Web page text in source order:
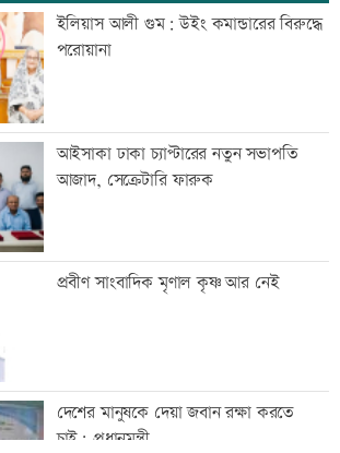
ইলিয়াস আলী গুম: উইং কমান্ডারের বিরুদ্ধে
পরোয়ানা
আইসাকা ঢাকা চ্যাপ্টারের নতুন সভাপতি
আজাদ, সেক্রেটারি ফারুক
প্রবীণ সাংবাদিক মৃণাল কৃষ্ণ আর নেই
দেশের মানুষকে দেয়া জবান রক্ষা করতে
চাই: প্রধানমন্ত্রী